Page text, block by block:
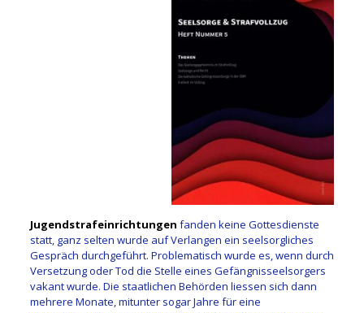
Jugendstrafeinrichtungen fanden keine Gottesdienste
statt, ganz selten wurde auf Verlangen ein seelsorgliches
Gespräch durchgeführt. Problematisch wurde es, wenn durch
Versetzung oder Tod die Stelle eines Gefängnisseelsorgers
vakant wurde. Die staatlichen Behörden liessen sich dann
mehrere Monate, mitunter sogar Jahre für eine